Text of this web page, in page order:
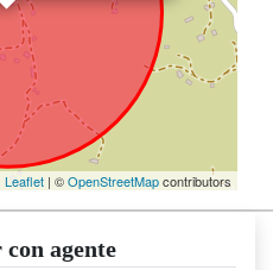
Leaflet | ©OpenStreetMapcontributors
agente